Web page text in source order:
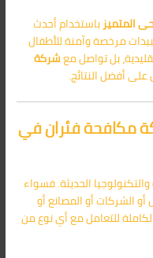
المتميزباستخدام أحدث
مرخصة وآمنة للأطفال
بل تواصل معشركة
أفضل النتائج.
مكافحة فئران في
الحديثة. فسواء
أو الشركات أو المصانع أو
للتعامل مع أي نوع من